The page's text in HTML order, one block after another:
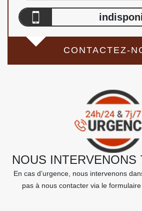
CONTACTEZ-
NOUS INTERVENONS
En cas d’urgence, nous intervenons
pas à nous contacter via le